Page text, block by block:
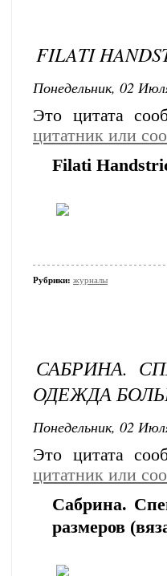
FILATI
Понедельник, 02
Это цитата
цитатник или
Filati
Рубрики: журналы
САБРИНА.
ОДЕЖДА
Понедельник, 02
Это цитата
цитатник или
Сабрина.
размеров